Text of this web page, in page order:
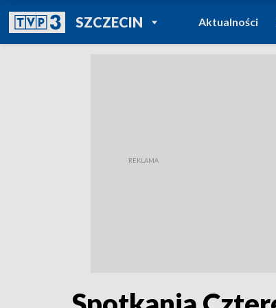
SZCZECINPOWRÓT DO
TVP REGIONY
Aktualności